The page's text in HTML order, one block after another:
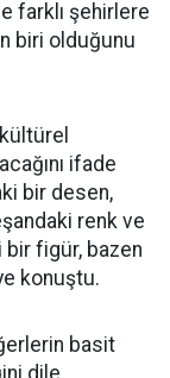
farklı şehirlere
biri olduğunu
ifade
bir desen,
renk ve
bir figür, bazen
konuştu.
basit
dile